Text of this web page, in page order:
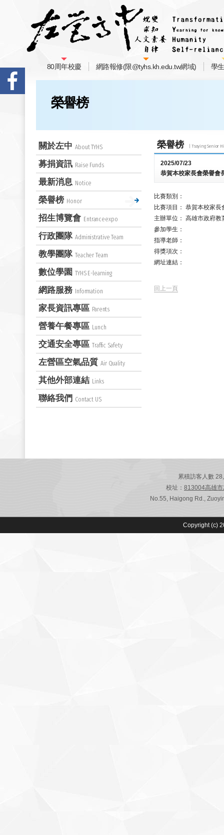
80周年校慶 網路報修(限@tyhs.kh.edu.tw網域) 學
榮譽榜
榮譽榜
2025/07/23
恭賀本校家長會榮譽會
比賽類別：
比賽項目： 恭賀本校家長
主辦單位： 高雄市政府教
參加學生：
指導老師：
得獎項次：
網址連結：
回上一頁
關於左中 About TYHS
募捐資訊 Raise Funds
最新消息 Notice
榮譽榜 Honor
招生博覽會 Entranceexpo
行政團隊 Administrative Team
教學團隊 Teacher Team
數位學園 TYHS E-learning
網路服務 Information
家長資訊專區 Parents
營養午餐專區 Lunch
交通安全專區 Traffic Safety
左營區空氣品質 Air Quality
其他外部連結 Links
聯絡我們 Contact US
累積訪客人數
校址： 813004高雄
No.55, Haigong Rd.,
Copyright (c)